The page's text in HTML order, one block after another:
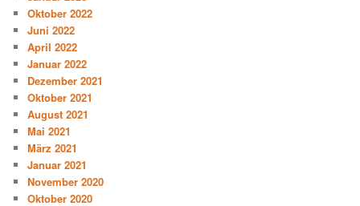
Oktober 2022
Juni 2022
April 2022
Januar 2022
Dezember 2021
Oktober 2021
August 2021
Mai 2021
März 2021
Januar 2021
November 2020
Oktober 2020